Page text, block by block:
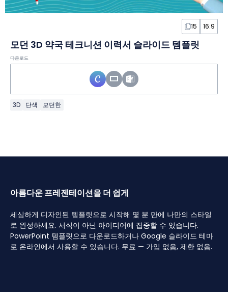
15 16:9
모던 3D 약국 테크니션 이력서 슬라이드 템플릿
다운로드
3D 단색 모던한
아름다운 프레젠테이션을 더 쉽게
세심하게 디자인된 템플릿으로 시작해 몇 분 만에 나만의 스타일
로 완성하세요. 서식이 아닌 아이디어에 집중할 수 있습니다.
PowerPoint 템플릿으로 다운로드하거나 Google 슬라이드 테마
로 온라인에서 사용할 수 있습니다. 무료 — 가입 없음, 제한 없음.